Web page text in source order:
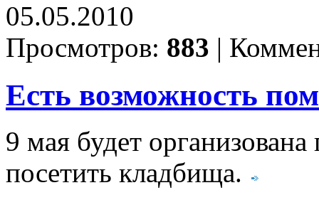
05.05.2010
Просмотров: 883 |
Есть возможность
9 мая будет
посетить кладбища.